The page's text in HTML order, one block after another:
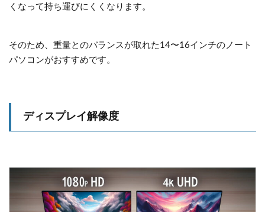
くなって持ち運びにくくなります。
そのため、重量とのバランスが取れた14〜16インチのノート
パソコンがおすすめです。
ディスプレイ解像度